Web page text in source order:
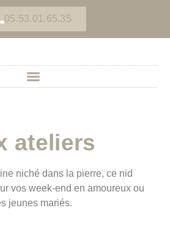
05.53.01.65.35
ateliers
niché dans la pierre, ce nid
vos week-end en amoureux ou
jeunes mariés.